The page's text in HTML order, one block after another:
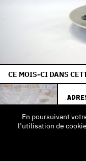
CE MOIS-CI DANS
En poursuivant
l’utilisation de